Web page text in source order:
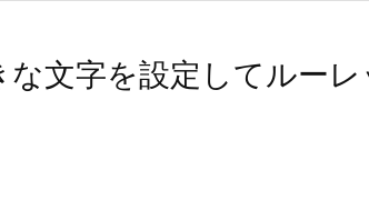
な文字を設定してルー